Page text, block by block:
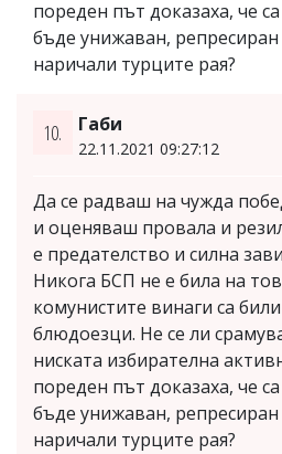
пореден път доказаха, че
бъде унижаван,
наричали турците рая?
10. Габи
22.11.2021 09:27:12
Да се радваш на чужда
и оценяваш провала и
е предателство и силна
Никога БСП не е била на
комунистите винаги са
блюдоезци. Не се ли
ниската избирателна
пореден път доказаха, че
бъде унижаван,
наричали турците рая?